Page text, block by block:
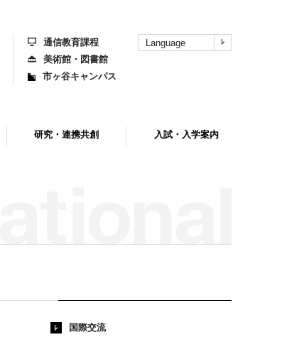
Language
通信教育課程
美術館・図書館
市ヶ谷キャンパス
研究・連携共創 入試・入学案内
国際交流